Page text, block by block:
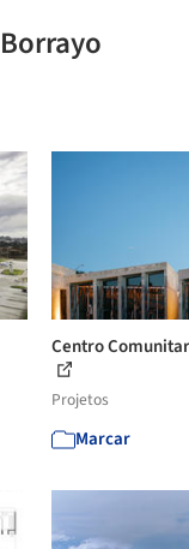
Centro
Projetos
Marcar